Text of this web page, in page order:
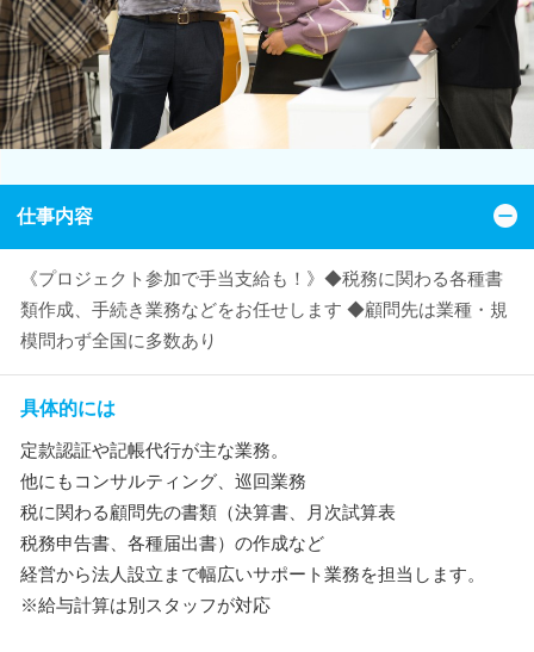
仕事内容
《プロジェクト参加で手当支給も！》◆税務に関わる各種書
類作成、手続き業務などをお任せします ◆顧問先は業種・規
模問わず全国に多数あり
具体的には
定款認証や記帳代行が主な業務。
他にもコンサルティング、巡回業務
税に関わる顧問先の書類（決算書、月次試算表
税務申告書、各種届出書）の作成など
経営から法人設立まで幅広いサポート業務を担当します。
※給与計算は別スタッフが対応